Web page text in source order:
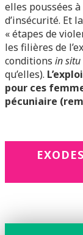
elles poussées
d’insécurité. Et
« étapes de
les filières de
conditions in situ
qu’elles).
pour ces
pécuniaire